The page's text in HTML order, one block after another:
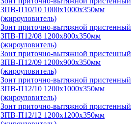
ЗПВ-П10/10 1000х1000х350мм
(жироуловитель)
Зонт приточно-вытяжной пристенный
ЗПВ-П12/08 1200х800х350мм
(жироуловитель)
Зонт приточно-вытяжной пристенный
ЗПВ-П12/09 1200х900х350мм
(жироуловитель)
Зонт приточно-вытяжной пристенный
ЗПВ-П12/10 1200х1000х350мм
(жироуловитель)
Зонт приточно-вытяжной пристенный
ЗПВ-П12/12 1200х1200х350мм